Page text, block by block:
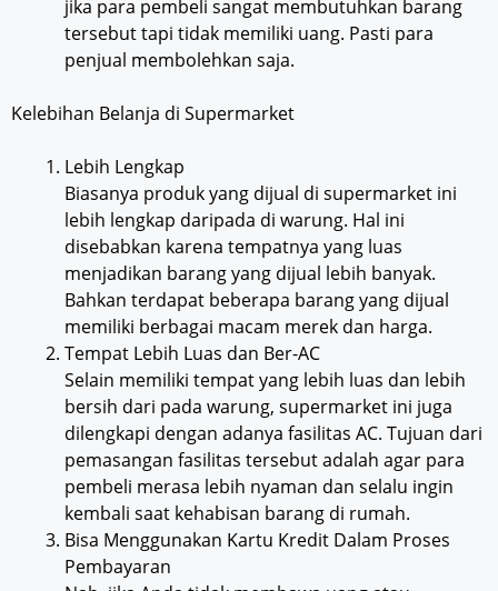
jika para pembeli sangat membutuhkan barang
tersebut tapi tidak memiliki uang. Pasti para
penjual membolehkan saja.
Kelebihan Belanja di Supermarket
Lebih Lengkap
Biasanya produk yang dijual di supermarket ini
lebih lengkap daripada di warung. Hal ini
disebabkan karena tempatnya yang luas
menjadikan barang yang dijual lebih banyak.
Bahkan terdapat beberapa barang yang dijual
memiliki berbagai macam merek dan harga.
Tempat Lebih Luas dan Ber-AC
Selain memiliki tempat yang lebih luas dan lebih
bersih dari pada warung, supermarket ini juga
dilengkapi dengan adanya fasilitas AC. Tujuan dari
pemasangan fasilitas tersebut adalah agar para
pembeli merasa lebih nyaman dan selalu ingin
kembali saat kehabisan barang di rumah.
Bisa Menggunakan Kartu Kredit Dalam Proses
Pembayaran